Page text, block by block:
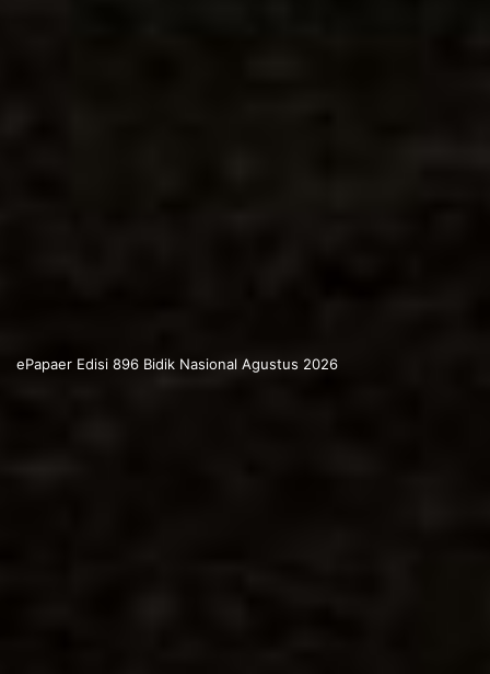
ePapaer Edisi 896 Bidik Nasional Agustus 2026